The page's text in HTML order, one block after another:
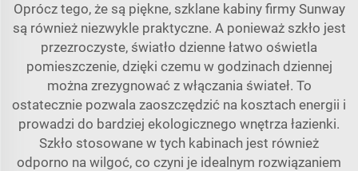
Oprócz tego, że są piękne, szklane kabiny firmy Sunway
są również niezwykle praktyczne. A ponieważ szkło jest
przezroczyste, światło dzienne łatwo oświetla
pomieszczenie, dzięki czemu w godzinach dziennej
można zrezygnować z włączania świateł. To
ostatecznie pozwala zaoszczędzić na kosztach energii i
prowadzi do bardziej ekologicznego wnętrza łazienki.
Szkło stosowane w tych kabinach jest również
odporno na wilgoć, co czyni je idealnym rozwiązaniem